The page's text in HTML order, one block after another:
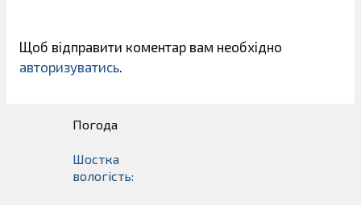
Щоб відправити коментар вам необхідно
авторизуватись.
Погода
Шостка
вологість: